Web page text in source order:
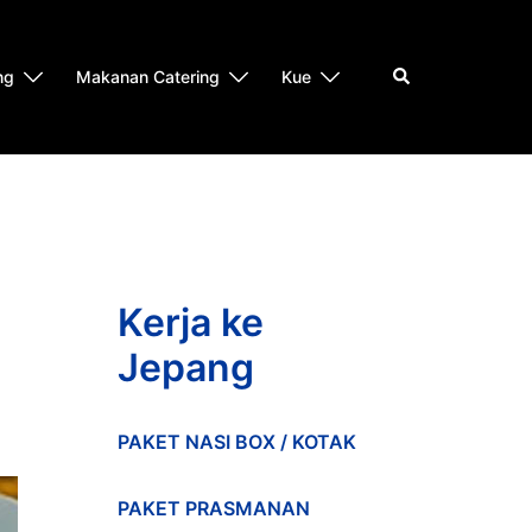
Makanan Catering Kue Search
Kerja ke
Jepang
PAKET NASI BOX / KOTAK
PAKET PRASMANAN